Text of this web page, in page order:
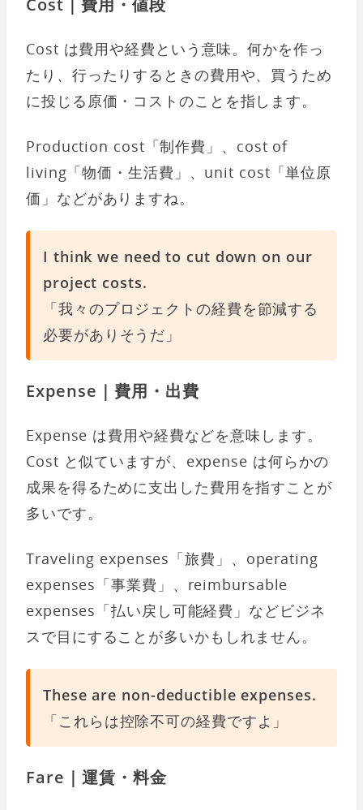
Cost は費用や経費という意味。何かを作っ
たり、行ったりするときの費用や、買うため
に投じる原価・コストのことを指します。
Production cost「制作費」、cost of
living「物価・生活費」、unit cost「単位原
価」などがありますね。
I think we need to cut down on our
project costs.
「我々のプロジェクトの経費を節減する
必要がありそうだ」
Expense｜費用・出費
Expense は費用や経費などを意味します。
Cost と似ていますが、expense は何らかの
成果を得るために支出した費用を指すことが
多いです。
Traveling expenses「旅費」、operating
expenses「事業費」、reimbursable
expenses「払い戻し可能経費」などビジネ
スで目にすることが多いかもしれません。
These are non-deductible expenses.
「これらは控除不可の経費ですよ」
Fare｜運賃・料金